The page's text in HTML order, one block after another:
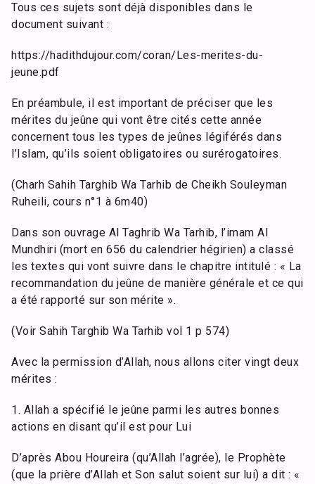
Tous ces sujets sont déjà disponibles dans le
document suivant :
https://hadithdujour.com/coran/Les-merites-du-
jeune.pdf
En préambule, il est important de préciser que les
mérites du jeûne qui vont être cités cette année
concernent tous les types de jeûnes légiférés dans
l’Islam, qu’ils soient obligatoires ou surérogatoires.
(Charh Sahih Targhib Wa Tarhib de Cheikh Souleyman
Ruheili, cours n°1 à 6m40)
Dans son ouvrage Al Taghrib Wa Tarhib, l’imam Al
Mundhiri (mort en 656 du calendrier hégirien) a classé
les textes qui vont suivre dans le chapitre intitulé : « La
recommandation du jeûne de manière générale et ce qui
a été rapporté sur son mérite ».
(Voir Sahih Targhib Wa Tarhib vol 1 p 574)
Avec la permission d’Allah, nous allons citer vingt deux
mérites :
1. Allah a spécifié le jeûne parmi les autres bonnes
actions en disant qu’il est pour Lui
D’après Abou Houreira (qu’Allah l’agrée), le Prophète
(que la prière d’Allah et Son salut soient sur lui) a dit : «